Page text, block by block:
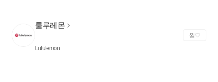
룰루레몬
Lululemon
찜